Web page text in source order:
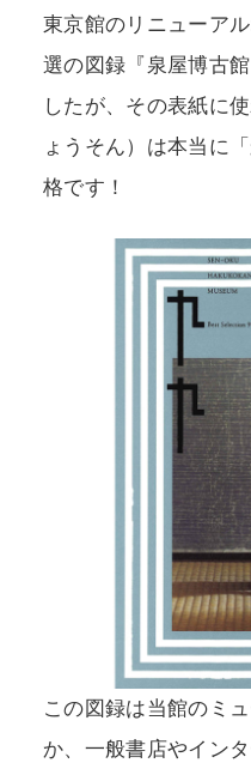
東京館のリニューア
選の図録『泉屋博古
したが、その表紙に
ょうそん）は本当に
格です！
この図録は当館のミ
か、一般書店やイン